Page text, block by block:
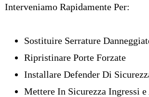
Interveniamo Rapidamente Per:
Sostituire Serrature
Ripristinare Porte Forzate
Installare Defender Di
Mettere In Sicurezza Ingressi e